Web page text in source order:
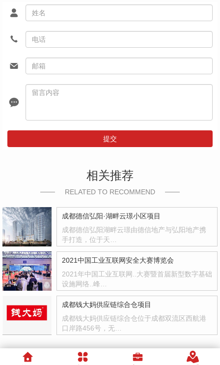
提交
相关推荐
RELATED TO RECOMMEND
成都德信弘阳·湖畔云璟小区项目
成都德信弘阳湖畔云璟由德信地产与弘阳地产携
手打造，位于天…
2021中国工业互联网安全大赛博览会
2021年中国工业互联网..大赛暨首届新型数字基础
设施网络..峰…
成都钱大妈供应链综合仓项目
成都钱大妈供应链综合仓位于成都双流区西航港
口岸路456号，无…